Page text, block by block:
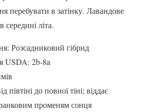
перебувати в затінку. Лавандове
середині літа.
Розсадниковий гібрид
USDA: 2b-8a
півтіні до повної тіні; віддає
променям сонця